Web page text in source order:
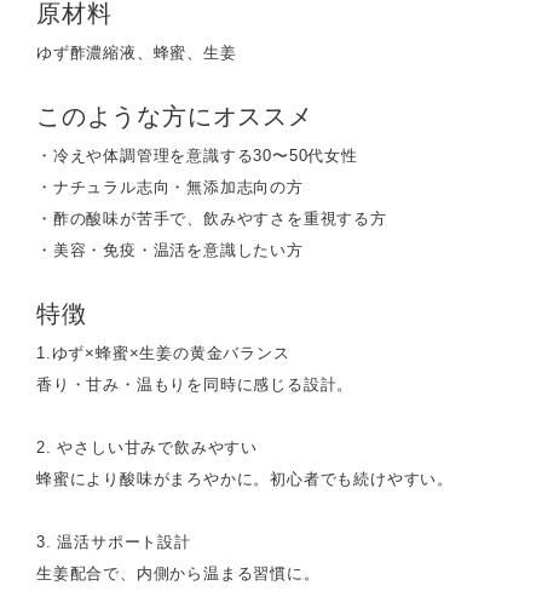
原材料
ゆず酢濃縮液、蜂蜜、生姜
このような方にオススメ
・冷えや体調管理を意識する30〜50代女性
・ナチュラル志向・無添加志向の方
・酢の酸味が苦手で、飲みやすさを重視する方
・美容・免疫・温活を意識したい方
特徴
1.ゆず×蜂蜜×生姜の黄金バランス
香り・甘み・温もりを同時に感じる設計。
2. やさしい甘みで飲みやすい
蜂蜜により酸味がまろやかに。初心者でも続けやすい。
3. 温活サポート設計
生姜配合で、内側から温まる習慣に。